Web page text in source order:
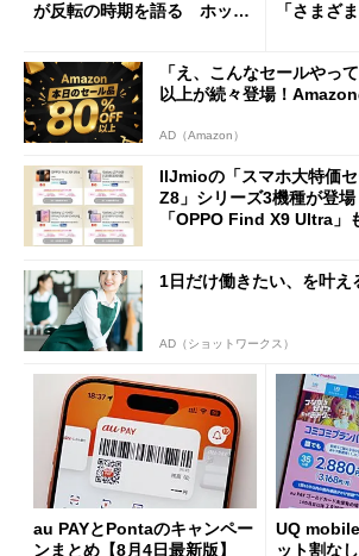
が反転の時期を語る ホッピ
「さまざ
「え、こんなセールやっ
以上が続々登場！
AD（Amazon）
IIJmioの「スマホ大特価
Z8」シリーズ3機種が登
「OPPO Find X9 Ultra」
1日だけ働きたい、を叶え
AD（ショットワークス）
au PAYとPontaのキャンペー
ンまとめ【8月4日最新版】
UQ
ット割な